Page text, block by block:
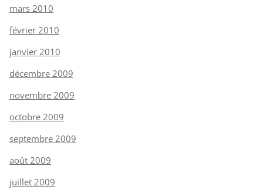
mars 2010
février 2010
janvier 2010
décembre 2009
novembre 2009
octobre 2009
septembre 2009
août 2009
juillet 2009